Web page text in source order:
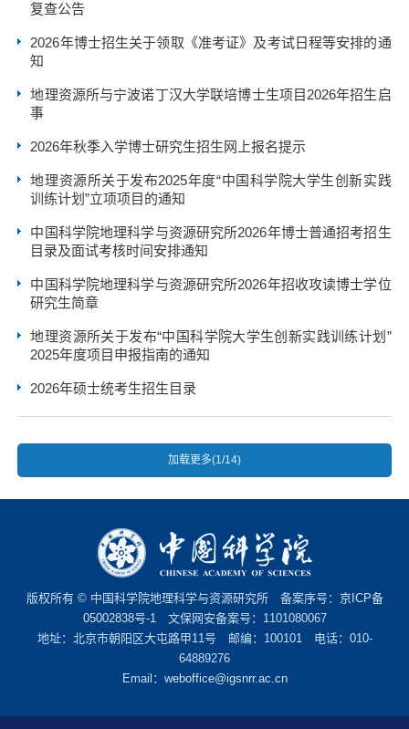
复查公告
2026年博士招生关于领取《准考证》及考试日程等安排的通
知
地理资源所与宁波诺丁汉大学联培博士生项目2026年招生启
事
2026年秋季入学博士研究生招生网上报名提示
地理资源所关于发布2025年度“中国科学院大学生创新实践
训练计划”立项项目的通知
中国科学院地理科学与资源研究所2026年博士普通招考招生
目录及面试考核时间安排通知
中国科学院地理科学与资源研究所2026年招收攻读博士学位
研究生简章
地理资源所关于发布“中国科学院大学生创新实践训练计划”
2025年度项目申报指南的通知
2026年硕士统考生招生目录
加载更多(1/14)
版权所有 © 中国科学院地理科学与资源研究所 备案序号： 京ICP备
05002838号-1文保网安备案号：1101080067
地址：北京市朝阳区大屯路甲11号 邮编：100101 电话：010-
64889276
Email： weboffice@igsnrr.ac.cn